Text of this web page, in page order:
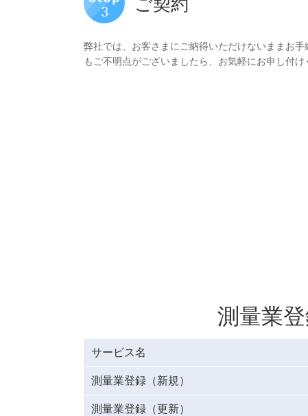
弊社では、お客さまにご納得いただけないままお
もご不明点がございましたら、お気軽にお申し付け
測量業
サービス名
測量業登録（新規）
測量業登録（更新）